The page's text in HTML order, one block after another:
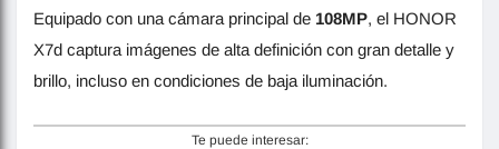
Equipado con una cámara principal de 108MP, el HONOR
X7d captura imágenes de alta definición con gran detalle y
brillo, incluso en condiciones de baja iluminación.
Te puede interesar: